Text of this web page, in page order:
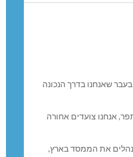
שאנחנו בדרך הנכונה
אנחנו צועדים אחורה
את הממסד בארץ,